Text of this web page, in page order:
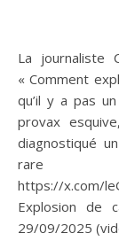
La journaliste Christine Kelly pose la question qui tue
« Comment
qu’il y a pas
provax
diagnostiqué
https://x.com/
Explosion de
29/09/2025